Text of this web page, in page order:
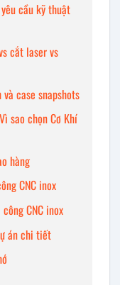
cầu kỹ thuật
cắt laser vs
case snapshots
sao chọn Cơ Khí
hàng
CNC inox
CNC inox
án chi tiết